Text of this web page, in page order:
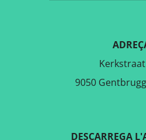
9050
DESCARREGA